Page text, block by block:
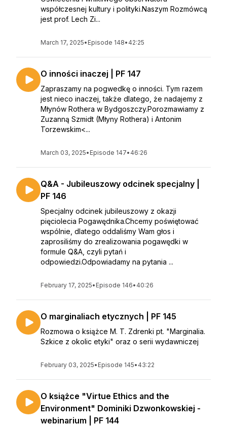
współczesnej kultury i polityki.Naszym Rozmówcą
jest prof. Lech Zi...
March 17, 2025• Episode 148• 42:25
O inności inaczej | PF 147
Zapraszamy na pogwedkę o inności. Tym razem
jest nieco inaczej, także dlatego, że nadajemy z
Młynów Rothera w Bydgoszczy.Porozmawiamy z
Zuzanną Szmidt (Młyny Rothera) i Antonim
Torzewskim<...
March 03, 2025• Episode 147• 46:26
Q&A - Jubileuszowy odcinek specjalny |
PF 146
Specjalny odcinek jubileuszowy z okazji
pięciolecia Pogawędnika.Chcemy poświętować
wspólnie, dlatego oddaliśmy Wam głos i
zaprosiliśmy do zrealizowania pogawędki w
formule Q&A, czyli pytań i
odpowiedzi.Odpowiadamy na pytania ...
February 17, 2025• Episode 146• 40:26
O marginaliach etycznych | PF 145
Rozmowa o książce M. T. Zdrenki pt. "Marginalia.
Szkice z okolic etyki" oraz o serii wydawniczej
February 03, 2025• Episode 145• 43:22
O książce "Virtue Ethics and the
Environment" Dominiki Dzwonkowskiej -
webinarium | PF 144